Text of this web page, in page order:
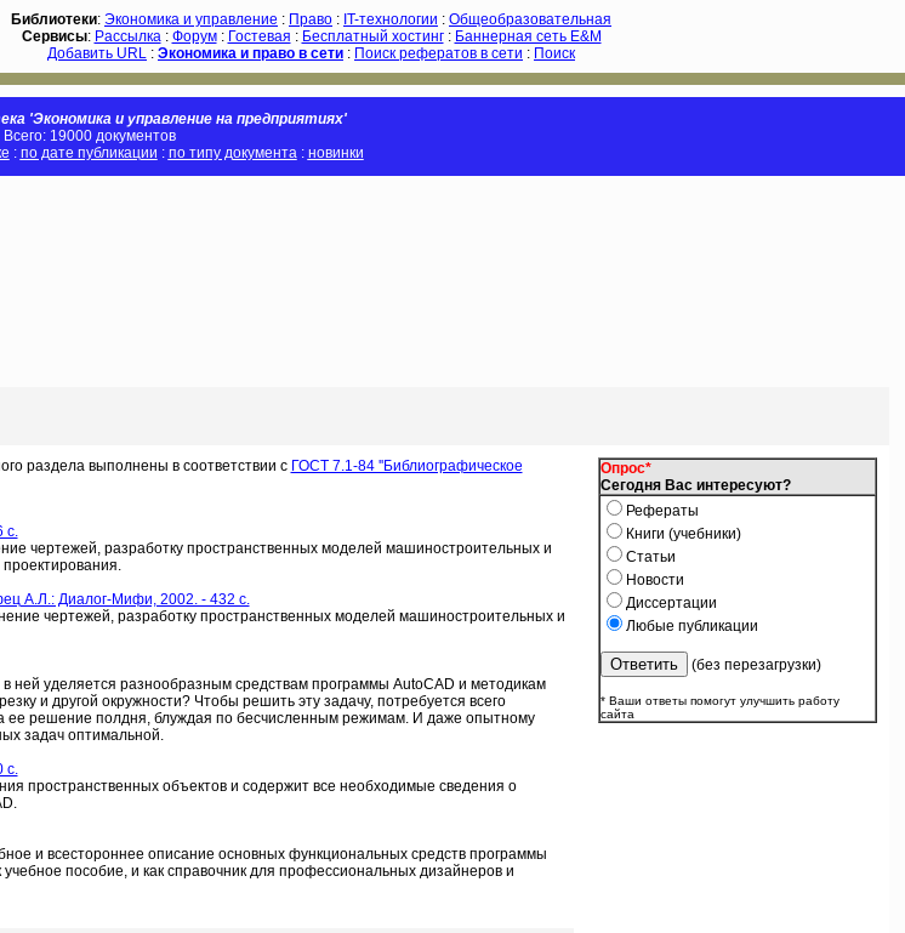
Библиотеки: Экономика и управление : Право : IT-технологии : Общеобразовательная
Сервисы: Рассылка: Форум: Гостевая : Бесплатный хостинг: Баннерная сеть E&M
Добавить URL : Экономика и право в сети : Поиск рефератов в сети : Поиск
'Экономика и управление на предприятиях'
Всего: 19000 документов
: по дате публикации : по типу документа: новинки
раздела выполнены в соответствии с ГОСТ 7.1-84 ''Библиографическое
c.
чертежей, разработку пространственных моделей машиностроительных и
А.Л.: Диалог-Мифи, 2002. - 432 c.
чертежей, разработку пространственных моделей машиностроительных и
ней уделяется разнообразным средствам программы AutoCAD и методикам
и другой окружности? Чтобы решить эту задачу, потребуется всего
ее решение полдня, блуждая по бесчисленным режимам. И даже опытному
задач оптимальной.
c.
пространственных объектов и содержит все необходимые сведения о
и всестороннее описание основных функциональных средств программы
пособие, и как справочник для профессиональных дизайнеров и
Опрос*
Сегодня Вас интересуют?
Рефераты
Книги (учебники)
Статьи
Новости
Диссертации
Любые публикации
(без перезагрузки)
* Ваши ответы помогут улучшить работу
сайта